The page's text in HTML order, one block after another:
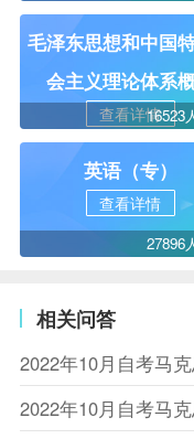
毛泽东思想和中国
会主义理论体系
查看详情16523
英语（专）
查看详情
27896
相关问答
2022年10月自考马
2022年10月自考马